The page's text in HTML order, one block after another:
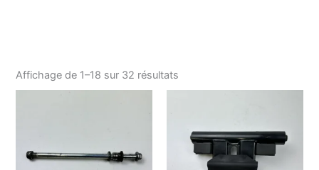
Affichage de 1–18 sur 32 résultats